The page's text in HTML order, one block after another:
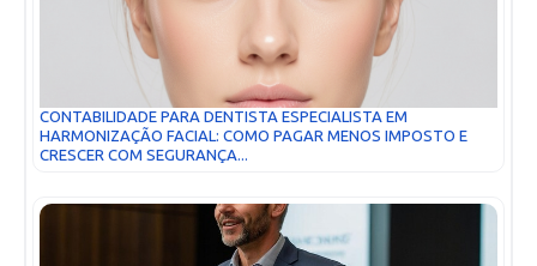
CONTABILIDADE PARA DENTISTA ESPECIALISTA EM
HARMONIZAÇÃO FACIAL: COMO PAGAR MENOS IMPOSTO E
CRESCER COM SEGURANÇA...